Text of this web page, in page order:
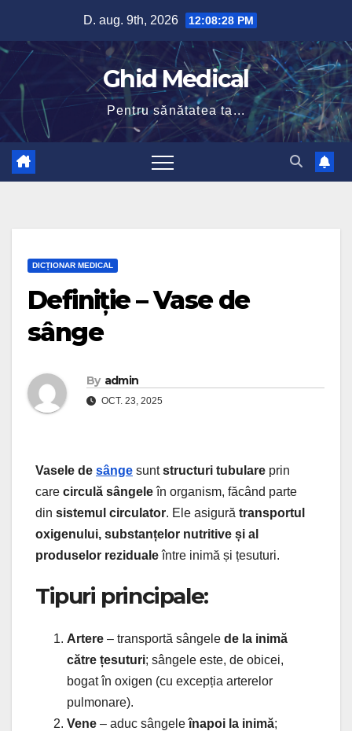
content
D. aug. 9th, 2026 12:08:29 PM
Ghid Medical
Pentru sănătatea ta...
DICȚIONAR MEDICAL
Definiție – Vase de
sânge
By admin
OCT. 23, 2025
Vasele de sânge suntstructuri tubulare prin
care circulă sângeleîn organism, făcând parte
din sistemul circulator. Ele asigură transportul
oxigenului, substanțelor nutritive și al
produselor rezidualeîntre inimă și țesuturi.
Tipuri principale:
Artere – transportă sângele de la inimă
către țesuturi; sângele este, de obicei,
bogat în oxigen (cu excepția arterelor
pulmonare).
Vene – aduc sângeleînapoi la inimă;